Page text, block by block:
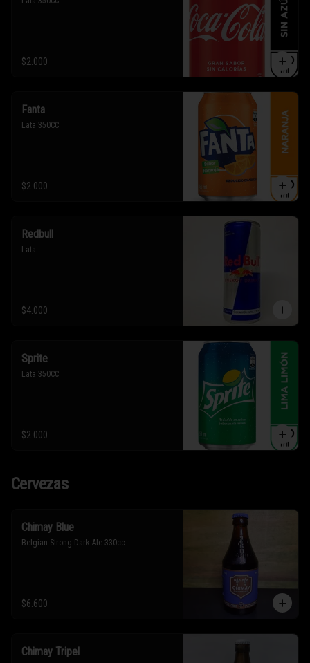
$2.000
Fanta
Lata 350CC
$2.000
Redbull
Lata.
$4.000
Sprite
Lata 350CC
$2.000
Cervezas
Chimay Blue
Belgian Strong Dark Ale 330cc
$6.600
Chimay Tripel